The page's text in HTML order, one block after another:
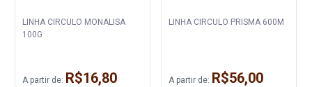
LINHA CIRCULO MONALISA
100G
A partir de: R$16,80
LINHA CIRCULO PRISMA 600M
A partir de: R$56,00